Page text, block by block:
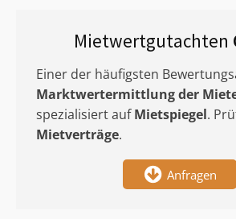
Mietwertgutachten
Einer der häufigsten
Marktwertermittlungder
spezialisiert aufMietspiegel.
Mietverträge.
Anfragen